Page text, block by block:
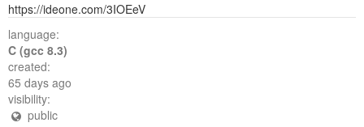
https://ideone.com/3IOEeV
language:
C (gcc 8.3)
created:
65 days ago
visibility:
public